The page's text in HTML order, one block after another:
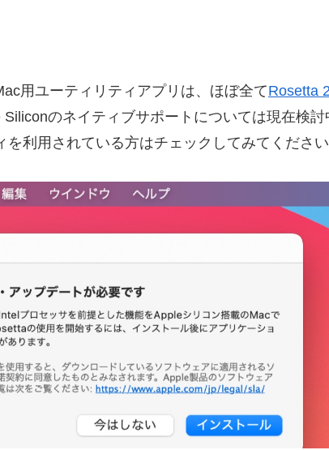
用ユーティリティアプリは、ほぼ全てRosetta
のネイティブサポートについては現在検討
利用されている方はチェックしてみてください